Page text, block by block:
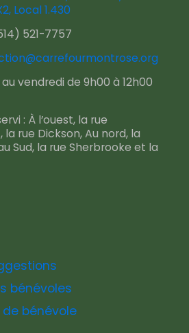
Local 1.430
521-7757
au vendredi de 9h00 à 12h00
: À l’ouest, la rue
la rue Dickson, Au nord, la
Sud, la rue Sherbrooke et la
bénévoles
bénévole